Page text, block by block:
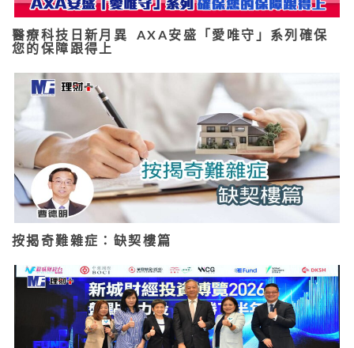
醫療科技日新月異 AXA安盛「愛唯守」系列確保
您的保障跟得上
按揭奇難雜症：缺契樓篇